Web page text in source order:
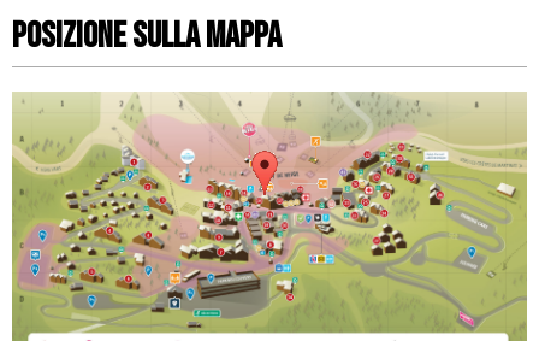
Posizione sulla mappa